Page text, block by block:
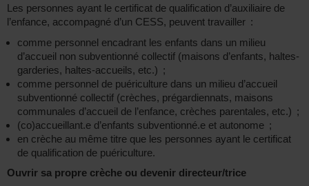
Les personnes ayant le certificat de qualification d’auxiliaire de
l’enfance, accompagné d’un CESS, peuvent travailler :
comme personnel encadrant les enfants dans un milieu
d’accueil non subventionné collectif (maisons d’enfants, haltes-
garderies, haltes-accueils, etc.) ;
comme personnel de puériculture dans un milieu d’accueil
subventionné collectif (crèches, prégardiennats, maisons
communales d’accueil de l’enfance, crèches parentales, etc.) ;
(co)accueillant.e d’enfants subventionné.e et autonome ;
en crèche au même titre que les personnes ayant le certificat
de qualification de puériculture.
Ouvrir sa propre crèche ou devenir directeur/trice